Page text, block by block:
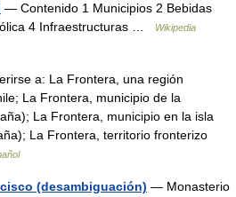
— Contenido 1 Municipios 2 Bebidas
4 Infraestructuras …
Wikipedia
a: La Frontera, una región
La Frontera, municipio de la
La Frontera, municipio en la isla
La Frontera, territorio fronterizo
(desambiguación) — Monasterio